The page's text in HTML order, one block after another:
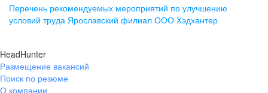
помещение 15
+7 843 212-12-50
Екатеринбург
ул. Боевых Дружин, стр. 20,
Перечень рекомендуемых мероприятий по улучшению
условий труда Ярославский филиал ООО Хэдхантер
HeadHunter
Размещение вакансий
Поиск по резюме
О компании